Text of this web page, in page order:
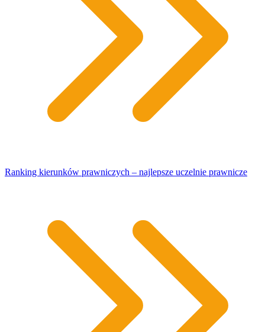
Ranking kierunków prawniczych – najlepsze uczelnie prawnicze